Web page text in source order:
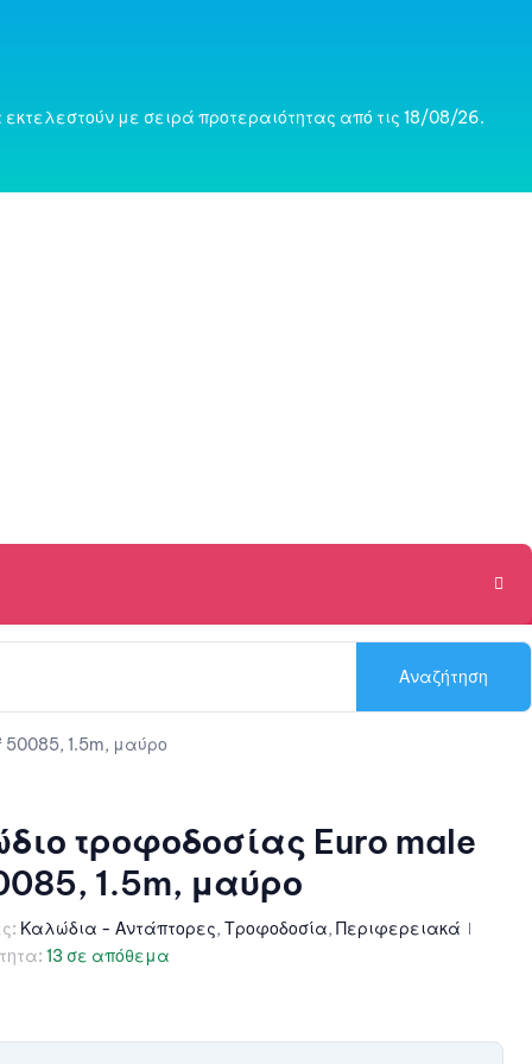
με σειρά προτεραιότητας από τις 18/08/26.
Αναζήτηση
50085, 1.5m, μαύρο
τροφοδοσίας Euro male
1.5m, μαύρο
Καλώδια - Αντάπτορες, Τροφοδοσία, Περιφερειακά
13 σε απόθεμα